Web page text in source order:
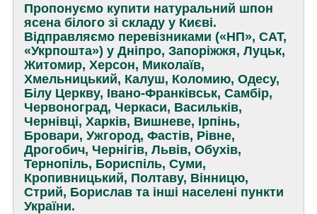
Пропонуємо купити натуральний шпон
ясена білого зі складу у Києві.
Відправляємо перевізниками («НП», САТ,
«Укрпошта») у Дніпро, Запоріжжя, Луцьк,
Житомир, Херсон, Миколаїв,
Хмельницький, Калуш, Коломию, Одесу,
Білу Церкву, Івано-Франківськ, Самбір,
Червоноград, Черкаси, Васильків,
Чернівці, Харків, Вишневе, Ірпінь,
Бровари, Ужгород, Фастів, Рівне,
Дрогобич, Чернігів, Львів, Обухів,
Тернопіль, Бориспіль, Суми,
Кропивницький, Полтаву, Вінницю,
Стрий, Борислав та інші населені пункти
України.